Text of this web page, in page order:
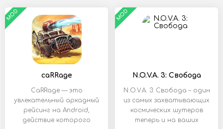
caRRage
CaRRage — это
увлекательный аркадный
рейсинг на Android,
действие которого
MOD
N.O.V.A. 3: Свобода
N.O.V.A. 3: Свобода – один
из самых захватывающих
космических шутеров
теперь и на ваших
MOD